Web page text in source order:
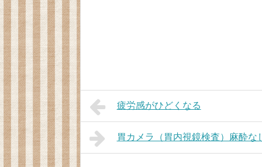
疲労感がひどくなる
胃カメラ（胃内視鏡検査）麻酔な